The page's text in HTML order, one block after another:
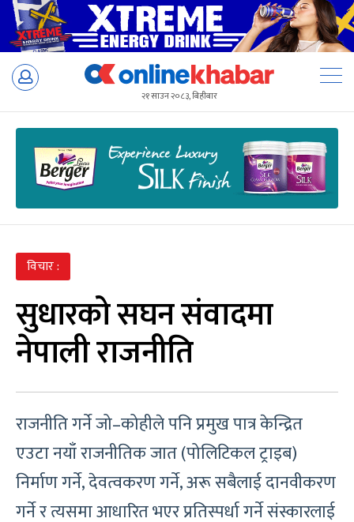
Skip
२१ साउन २०८३, बिहीबार
विचार :
सुधारको सघन संवादमा
नेपाली राजनीति
राजनीति गर्ने जो–कोहीले पनि प्रमुख पात्र केन्द्रित
एउटा नयाँ राजनीतिक जात (पोलिटिकल ट्राइब)
निर्माण गर्ने, देवत्वकरण गर्ने, अरू सबैलाई दानवीकरण
गर्ने र त्यसमा आधारित भएर प्रतिस्पर्धा गर्ने संस्कारलाई